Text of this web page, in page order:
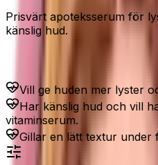
Prisvärt apoteksserum för
känslig hud.
Passar dig som...
Vill ge huden mer lyster
Har känslig hud och vill
vitaminserum.
Gillar en lätt textur under